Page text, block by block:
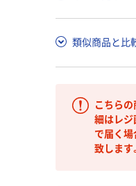
類似商品と比
こちら
細はレジ
で届く
致します